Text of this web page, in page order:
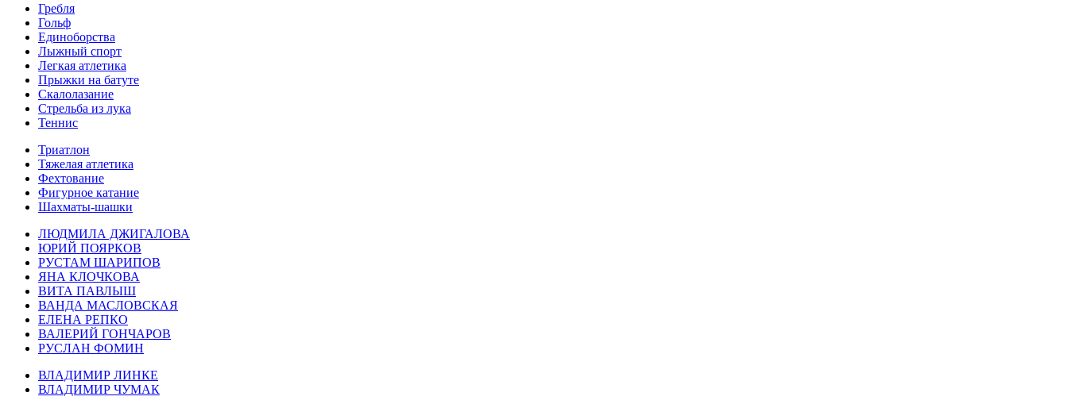
Гребля
Гольф
Единоборства
Лыжный спорт
Легкая атлетика
Прыжки на батуте
Скалолазание
Стрельба из лука
Теннис
Триатлон
Тяжелая атлетика
Фехтование
Фигурное катание
Шахматы-шашки
ЛЮДМИЛА ДЖИГАЛОВА
ЮРИЙ ПОЯРКОВ
РУСТАМ ШАРИПОВ
ЯНА КЛОЧКОВА
ВИТА ПАВЛЫШ
ВАНДА МАСЛОВСКАЯ
ЕЛЕНА РЕПКО
ВАЛЕРИЙ ГОНЧАРОВ
РУСЛАН ФОМИН
ВЛАДИМИР ЛИНКЕ
ВЛАДИМИР ЧУМАК